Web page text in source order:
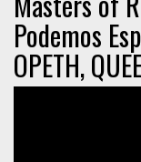
Podemos
OPETH,